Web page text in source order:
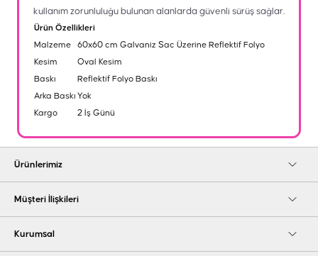
kullanım zorunluluğu bulunan alanlarda güvenli sürüş sağlar.
Ürün Özellikleri
Malzeme
60x60 cm Galvaniz Sac Üzerine Reflektif Folyo
Kesim
Oval Kesim
Baskı
Reflektif Folyo Baskı
Arka Baskı Yok
Kargo
2 İş Günü
Ürünlerimiz
Müşteri İlişkileri
Kurumsal